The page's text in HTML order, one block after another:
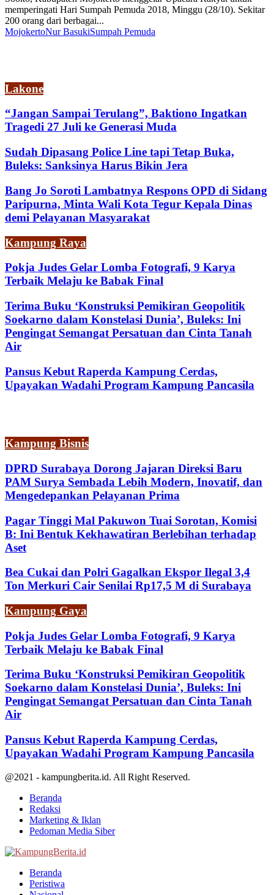
memperingati Hari Sumpah Pemuda 2018, Minggu (28/10). Sekitar
200 orang dari berbagai...
MojokertoNur BasukiSumpah Pemuda
Lakone
“Jangan Sampai Terulang”, Baktiono Ingatkan
Tragedi 27 Juli ke Generasi Muda
Sudah Dipasang Police Line tapi Tetap Buka,
Buleks: Sanksinya Harus Bikin Jera
Bang Jo Soroti Lambatnya Respons OPD di Sidang
Paripurna, Minta Wali Kota Tegur Kepala Dinas
demi Pelayanan Masyarakat
Kampung Raya
Pokja Judes Gelar Lomba Fotografi, 9 Karya
Terbaik Melaju ke Babak Final
Terima Buku ‘Konstruksi Pemikiran Geopolitik
Soekarno dalam Konstelasi Dunia’, Buleks: Ini
Pengingat Semangat Persatuan dan Cinta Tanah
Air
Pansus Kebut Raperda Kampung Cerdas,
Upayakan Wadahi Program Kampung Pancasila
Kampung Bisnis
DPRD Surabaya Dorong Jajaran Direksi Baru
PAM Surya Sembada Lebih Modern, Inovatif, dan
Mengedepankan Pelayanan Prima
Pagar Tinggi Mal Pakuwon Tuai Sorotan, Komisi
B: Ini Bentuk Kekhawatiran Berlebihan terhadap
Aset
Bea Cukai dan Polri Gagalkan Ekspor Ilegal 3,4
Ton Merkuri Cair Senilai Rp17,5 M di Surabaya
Kampung Gaya
Pokja Judes Gelar Lomba Fotografi, 9 Karya
Terbaik Melaju ke Babak Final
Terima Buku ‘Konstruksi Pemikiran Geopolitik
Soekarno dalam Konstelasi Dunia’, Buleks: Ini
Pengingat Semangat Persatuan dan Cinta Tanah
Air
Pansus Kebut Raperda Kampung Cerdas,
Upayakan Wadahi Program Kampung Pancasila
@2021 - kampungberita.id. All Right Reserved.
Beranda
Redaksi
Marketing & Iklan
Pedoman Media Siber
Beranda
Peristiwa